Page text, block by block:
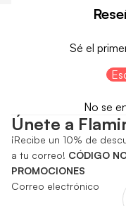
Sé el
No se
Únete a
¡Recibe un 10% de
a tu correo! CÓDIGO
PROMOCIONES
Correo electrónico